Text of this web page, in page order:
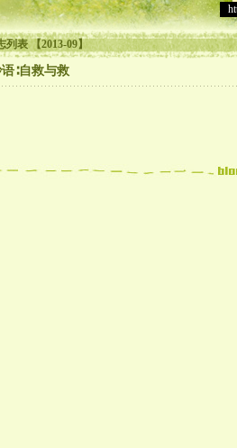
列表 【2013-09】
∶自救与救